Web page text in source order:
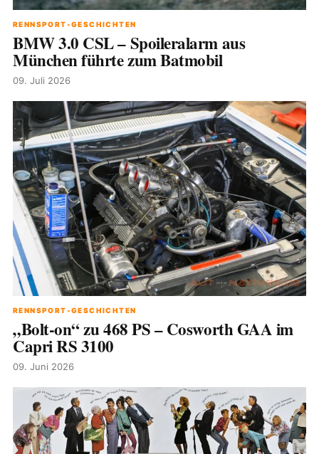
RENNSPORT-GESCHICHTEN
BMW 3.0 CSL – Spoileralarm aus
München führte zum Batmobil
09. Juli 2026
RENNSPORT-GESCHICHTEN
„Bolt-on“ zu 468 PS – Cosworth GAA im
Capri RS 3100
09. Juni 2026